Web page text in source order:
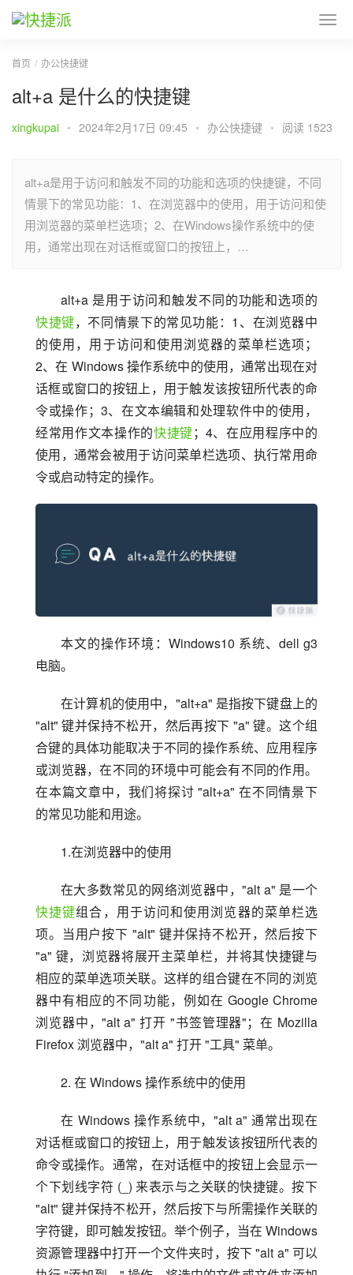
首页 办公快捷键
alt+a 是什么的快捷键
xingkupai • 2024年2月17日 09:45 • 办公快捷键 • 阅读 1523
alt+a是用于访问和触发不同的功能和选项的快捷键，不同
情景下的常见功能：1、在浏览器中的使用，用于访问和使
用浏览器的菜单栏选项；2、在Windows操作系统中的使
用，通常出现在对话框或窗口的按钮上，…
alt+a 是用于访问和触发不同的功能和选项的
快捷键，不同情景下的常见功能：1、在浏览器中
的使用，用于访问和使用浏览器的菜单栏选项；
2、在 Windows 操作系统中的使用，通常出现在对
话框或窗口的按钮上，用于触发该按钮所代表的命
令或操作；3、在文本编辑和处理软件中的使用，
经常用作文本操作的快捷键；4、在应用程序中的
使用，通常会被用于访问菜单栏选项、执行常用命
令或启动特定的操作。
本文的操作环境：Windows10 系统、dell g3
电脑。
在计算机的使用中，"alt+a" 是指按下键盘上的
"alt" 键并保持不松开，然后再按下 "a" 键。这个组
合键的具体功能取决于不同的操作系统、应用程序
或浏览器，在不同的环境中可能会有不同的作用。
在本篇文章中，我们将探讨 "alt+a" 在不同情景下
的常见功能和用途。
1.在浏览器中的使用
在大多数常见的网络浏览器中，"alt a" 是一个
快捷键组合，用于访问和使用浏览器的菜单栏选
项。当用户按下 "alt" 键并保持不松开，然后按下
"a" 键，浏览器将展开主菜单栏，并将其快捷键与
相应的菜单选项关联。这样的组合键在不同的浏览
器中有相应的不同功能，例如在 Google Chrome
浏览器中，"alt a" 打开 "书签管理器"；在 Mozilla
Firefox 浏览器中，"alt a" 打开 "工具" 菜单。
2. 在 Windows 操作系统中的使用
在 Windows 操作系统中，"alt a" 通常出现在
对话框或窗口的按钮上，用于触发该按钮所代表的
命令或操作。通常，在对话框中的按钮上会显示一
个下划线字符 (_) 来表示与之关联的快捷键。按下
"alt" 键并保持不松开，然后按下与所需操作关联的
字符键，即可触发按钮。举个例子，当在 Windows
资源管理器中打开一个文件夹时，按下 "alt a" 可以